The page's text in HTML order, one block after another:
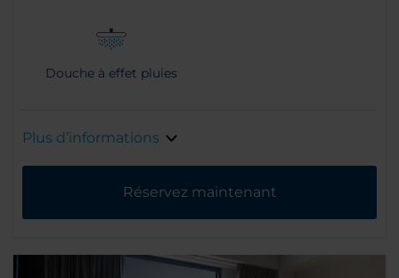
Douche à effet pluies
Plus d’informations
Réservez maintenant